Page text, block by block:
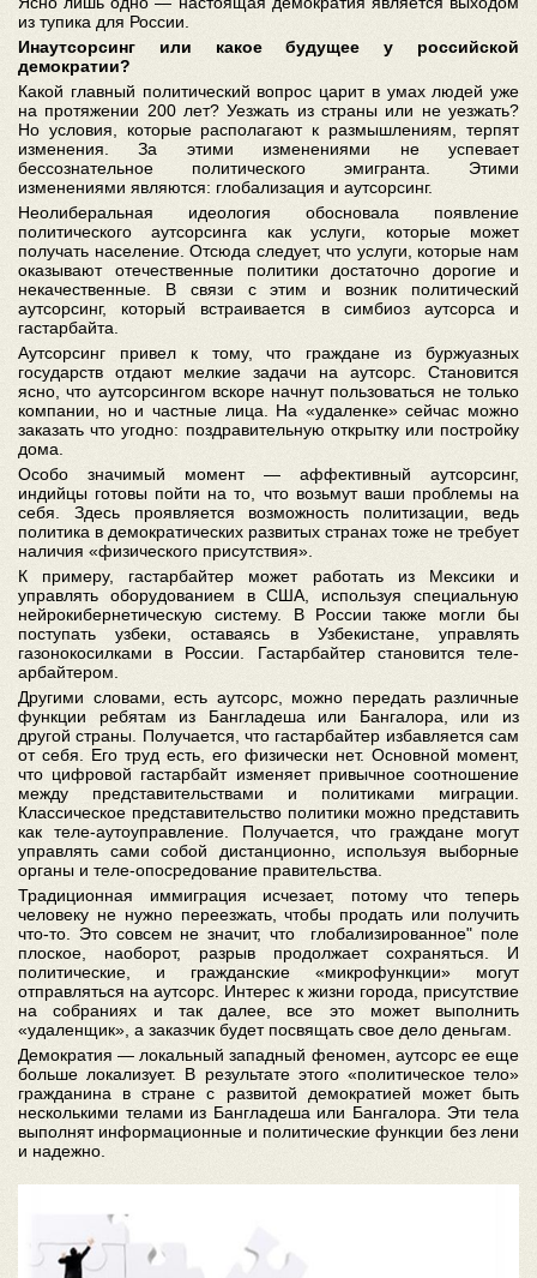
из тупика для России.
Инаутсорсинг или какое будущее у российской
демократии?
Какой главный политический вопрос царит в умах людей уже
на протяжении 200 лет? Уезжать из страны или не уезжать?
Но условия, которые располагают к размышлениям, терпят
изменения. За этими изменениями не успевает
бессознательное политического эмигранта. Этими
изменениями являются: глобализация и аутсорсинг.
Неолиберальная идеология обосновала появление
политического аутсорсинга как услуги, которые может
получать население. Отсюда следует, что услуги, которые нам
оказывают отечественные политики достаточно дорогие и
некачественные. В связи с этим и возник политический
аутсорсинг, который встраивается в симбиоз аутсорса и
гастарбайта.
Аутсорсинг привел к тому, что граждане из буржуазных
государств отдают мелкие задачи на аутсорс. Становится
ясно, что аутсорсингом вскоре начнут пользоваться не только
компании, но и частные лица. На «удаленке» сейчас можно
заказать что угодно: поздравительную открытку или постройку
дома.
Особо значимый момент — аффективный аутсорсинг,
индийцы готовы пойти на то, что возьмут ваши проблемы на
себя. Здесь проявляется возможность политизации, ведь
политика в демократических развитых странах тоже не требует
наличия «физического присутствия».
К примеру, гастарбайтер может работать из Мексики и
управлять оборудованием в США, используя специальную
нейрокибернетическую систему. В России также могли бы
поступать узбеки, оставаясь в Узбекистане, управлять
газонокосилками в России. Гастарбайтер становится теле-
арбайтером.
Другими словами, есть аутсорс, можно передать различные
функции ребятам из Бангладеша или Бангалора, или из
другой страны. Получается, что гастарбайтер избавляется сам
от себя. Его труд есть, его физически нет. Основной момент,
что цифровой гастарбайт изменяет привычное соотношение
между представительствами и политиками миграции.
Классическое представительство политики можно представить
как теле-аутоуправление. Получается, что граждане могут
управлять сами собой дистанционно, используя выборные
органы и теле-опосредование правительства.
Традиционная иммиграция исчезает, потому что теперь
человеку не нужно переезжать, чтобы продать или получить
что-то. Это совсем не значит, что глобализированное" поле
плоское, наоборот, разрыв продолжает сохраняться. И
политические, и гражданские «микрофункции» могут
отправляться на аутсорс. Интерес к жизни города, присутствие
на собраниях и так далее, все это может выполнить
«удаленщик», а заказчик будет посвящать свое дело деньгам.
Демократия — локальный западный феномен, аутсорс ее еще
больше локализует. В результате этого «политическое тело»
гражданина в стране с развитой демократией может быть
несколькими телами из Бангладеша или Бангалора. Эти тела
выполнят информационные и политические функции без лени
и надежно.